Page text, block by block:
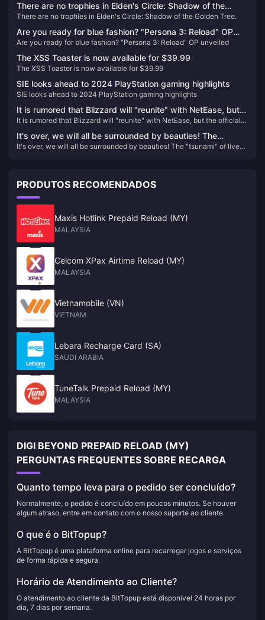
There are no trophies in Elden's Circle: Shadow of the
Golden Tree.
There are no trophies in Elden's Circle: Shadow of the Golden Tree.
Are you ready for blue fashion? "Persona 3: Reload" OP
unveiled
Are you ready for blue fashion? "Persona 3: Reload" OP unveiled
The XSS Toaster is now available for $39.99
The XSS Toaster is now available for $39.99
SIE looks ahead to 2024 PlayStation gaming highlights
SIE looks ahead to 2024 PlayStation gaming highlights
It is rumored that Blizzard will "reunite" with NetEase, but
the official response said that there is no information to
share yet.
It is rumored that Blizzard will "reunite" with NetEase, but the official
It's over, we will all be surrounded by beauties! The
"tsunami" of live-action interactive film and television
It's over, we will all be surrounded by beauties! The "tsunami" of live-
PRODUTOS RECOMENDADOS
Maxis Hotlink Prepaid Reload (MY)
MALAYSIA
Celcom XPax Airtime Reload (MY)
MALAYSIA
Vietnamobile (VN)
VIETNAM
Lebara Recharge Card (SA)
SAUDI ARABIA
TuneTalk Prepaid Reload (MY)
MALAYSIA
DIGI BEYOND PREPAID RELOAD (MY)
PERGUNTAS FREQUENTES SOBRE RECARGA
Quanto tempo leva para o pedido ser concluído?
Normalmente, o pedido é concluído em poucos minutos. Se houver
algum atraso, entre em contato com o nosso suporte ao cliente.
O que é o BitTopup?
A BitTopup é uma plataforma online para recarregar jogos e serviços
de forma rápida e segura.
Horário de Atendimento ao Cliente?
O atendimento ao cliente da BitTopup está disponível 24 horas por
dia, 7 dias por semana.